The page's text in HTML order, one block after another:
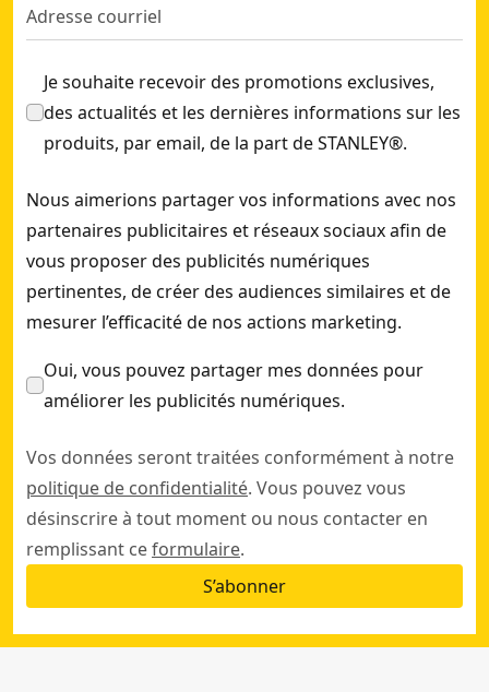
Je souhaite recevoir des promotions exclusives,
des actualités et les dernières informations sur les
produits, par email, de la part de STANLEY®.
Nous aimerions partager vos informations avec nos
partenaires publicitaires et réseaux sociaux afin de
vous proposer des publicités numériques
pertinentes, de créer des audiences similaires et de
mesurer l’efficacité de nos actions marketing.
Oui, vous pouvez partager mes données pour
améliorer les publicités numériques.
Vos données seront traitées conformément à notre
politique de confidentialité. Vous pouvez vous
désinscrire à tout moment ou nous contacter en
remplissant ceformulaire.
S’abonner